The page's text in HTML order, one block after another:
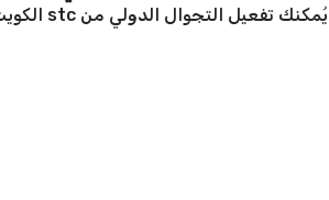
يُمكنك تفعيل التجوال الدولي من stc الكويت باتباع الخطوات التالية: